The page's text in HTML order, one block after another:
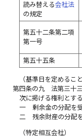
読み替える会社法
の規定
第五十二条第二項
第一号
第五十五条
（基準日を定めるこ
第四条の九
法第三十
次に掲げる権利とする
一
剰余金の分配を
二
残余財産の分配
（特定相互会社）